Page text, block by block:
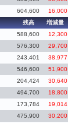
604,600 16,000
残高 増減量
588,600 12,300
576,300 29,700
243,401 38,977
546,600 51,900
204,424 30,640
494,700 18,800
173,784 19,014
475,900 30,200